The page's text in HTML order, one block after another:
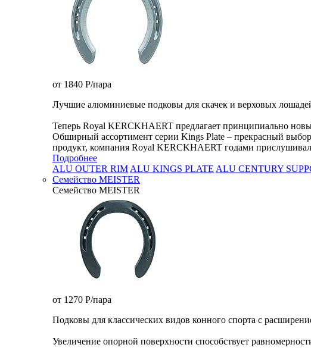
от 1840 P/пара
Лучшие алюминиевые подковы для скачек и верховых
Теперь Royal KERCKHAERT предлагает принципиально
Обширный ассортимент серии Kings Plate – прекрасный
продукт, компания Royal KERCKHAERT годами
Подробнее
ALU OUTER RIM ALU KINGS PLATE ALU CENTURY
Семейство МEISTER
Семейство МEISTER
от 1270 P/пара
Подковы для классических видов конного спорта с
Увеличение опорной поверхности способствует